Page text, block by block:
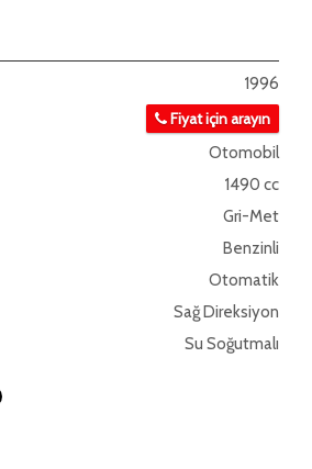
1996
Fiyat için arayın
Otomobil
1490 cc
Gri-Met
Benzinli
Otomatik
Sağ Direksiyon
Su Soğutmalı